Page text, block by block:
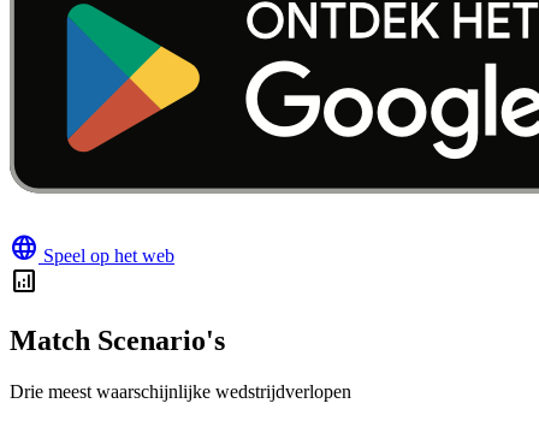
language Speel op het web
analytics
Match Scenario's
Drie meest waarschijnlijke wedstrijdverlopen